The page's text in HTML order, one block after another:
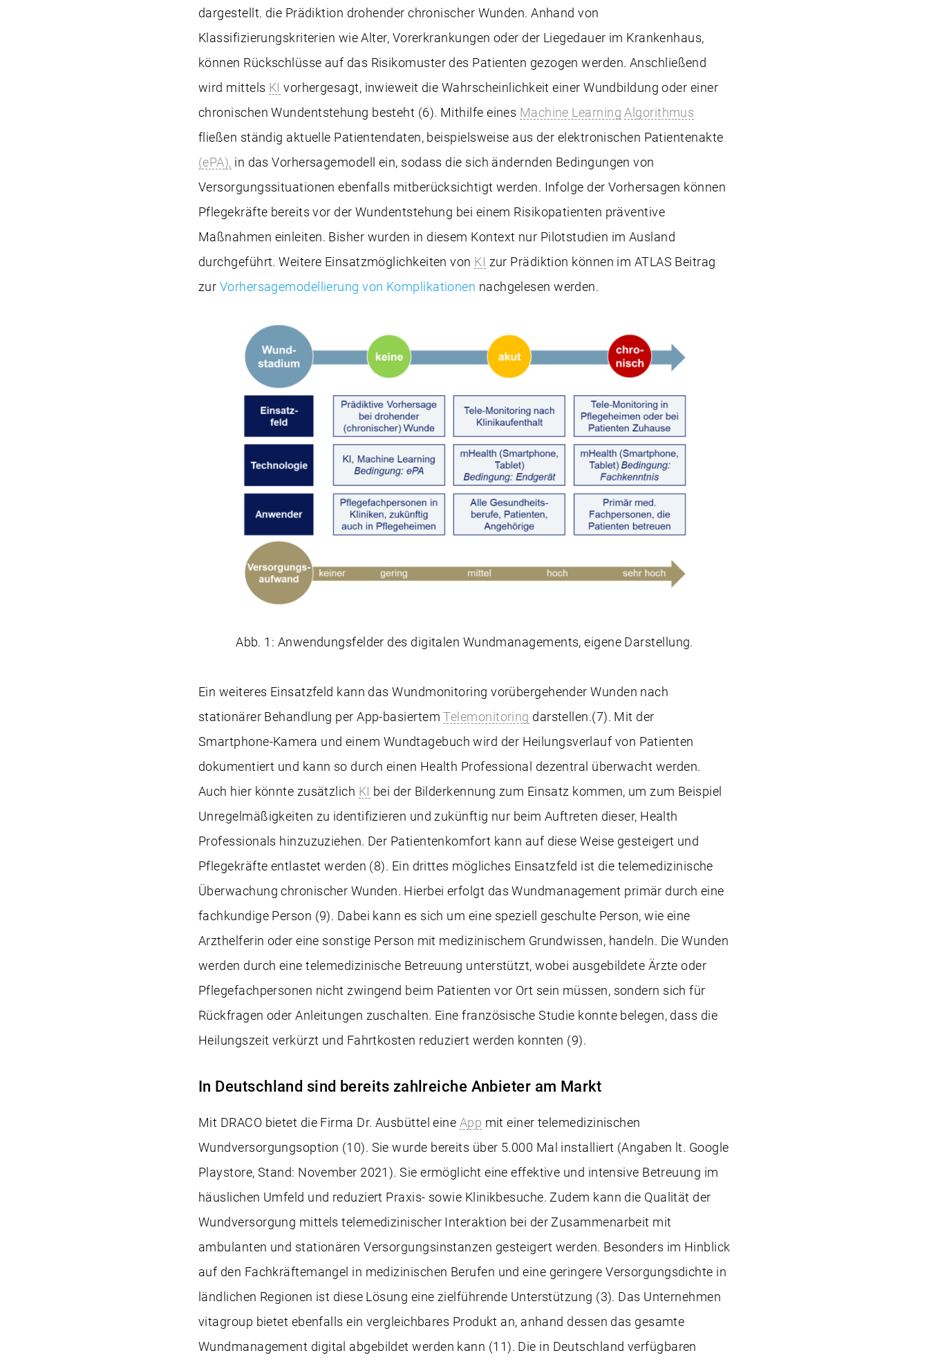
dargestellt. die Prädiktion drohender chronischer Wunden. Anhand von
Klassifizierungskriterien wie Alter, Vorerkrankungen oder der Liegedauer im Krankenhaus,
können Rückschlüsse auf das Risikomuster des Patienten gezogen werden. Anschließend
wird mittels KI vorhergesagt, inwieweit die Wahrscheinlichkeit einer Wundbildung oder einer
chronischen Wundentstehung besteht (6). Mithilfe eines Machine Learning Algorithmus
fließen ständig aktuelle Patientendaten, beispielsweise aus der elektronischen Patientenakte
(ePA), in das Vorhersagemodell ein, sodass die sich ändernden Bedingungen von
Versorgungssituationen ebenfalls mitberücksichtigt werden. Infolge der Vorhersagen können
Pflegekräfte bereits vor der Wundentstehung bei einem Risikopatienten präventive
Maßnahmen einleiten. Bisher wurden in diesem Kontext nur Pilotstudien im Ausland
durchgeführt. Weitere Einsatzmöglichkeiten von KI zur Prädiktion können im ATLAS Beitrag
zur Vorhersagemodellierung von Komplikationen nachgelesen werden.
Abb. 1: Anwendungsfelder des digitalen Wundmanagements, eigene Darstellung.
Ein weiteres Einsatzfeld kann das Wundmonitoring vorübergehender Wunden nach
stationärer Behandlung per App-basiertemTelemonitoring darstellen.(7). Mit der
Smartphone-Kamera und einem Wundtagebuch wird der Heilungsverlauf von Patienten
dokumentiert und kann so durch einen Health Professional dezentral überwacht werden.
Auch hier könnte zusätzlich KI bei der Bilderkennung zum Einsatz kommen, um zum Beispiel
Unregelmäßigkeiten zu identifizieren und zukünftig nur beim Auftreten dieser, Health
Professionals hinzuzuziehen. Der Patientenkomfort kann auf diese Weise gesteigert und
Pflegekräfte entlastet werden (8). Ein drittes mögliches Einsatzfeld ist die telemedizinische
Überwachung chronischer Wunden. Hierbei erfolgt das Wundmanagement primär durch eine
fachkundige Person (9). Dabei kann es sich um eine speziell geschulte Person, wie eine
Arzthelferin oder eine sonstige Person mit medizinischem Grundwissen, handeln. Die Wunden
werden durch eine telemedizinische Betreuung unterstützt, wobei ausgebildete Ärzte oder
Pflegefachpersonen nicht zwingend beim Patienten vor Ort sein müssen, sondern sich für
Rückfragen oder Anleitungen zuschalten. Eine französische Studie konnte belegen, dass die
Heilungszeit verkürzt und Fahrtkosten reduziert werden konnten (9).
In Deutschland sind bereits zahlreiche Anbieter am Markt
Mit DRACO bietet die Firma Dr. Ausbüttel eine App mit einer telemedizinischen
Wundversorgungsoption (10). Sie wurde bereits über 5.000 Mal installiert (Angaben lt. Google
Playstore, Stand: November 2021). Sie ermöglicht eine effektive und intensive Betreuung im
häuslichen Umfeld und reduziert Praxis- sowie Klinikbesuche. Zudem kann die Qualität der
Wundversorgung mittels telemedizinischer Interaktion bei der Zusammenarbeit mit
ambulanten und stationären Versorgungsinstanzen gesteigert werden. Besonders im Hinblick
auf den Fachkräftemangel in medizinischen Berufen und eine geringere Versorgungsdichte in
ländlichen Regionen ist diese Lösung eine zielführende Unterstützung (3). Das Unternehmen
vitagroup bietet ebenfalls ein vergleichbares Produkt an, anhand dessen das gesamte
Wundmanagement digital abgebildet werden kann (11). Die in Deutschland verfügbaren